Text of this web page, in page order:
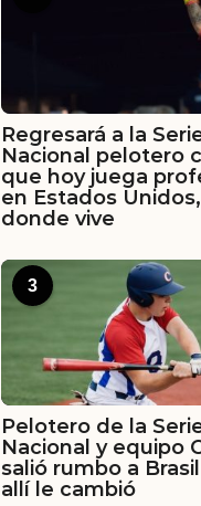
Regresará a la
Nacional pelotero
que hoy juega
en Estados
donde vive
3
Pelotero de la
Nacional y equipo
salió rumbo a
allí le cambió